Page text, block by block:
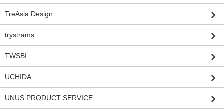
TreAsia Design
trystrams
TWSBI
UCHIDA
UNUS PRODUCT SERVICE